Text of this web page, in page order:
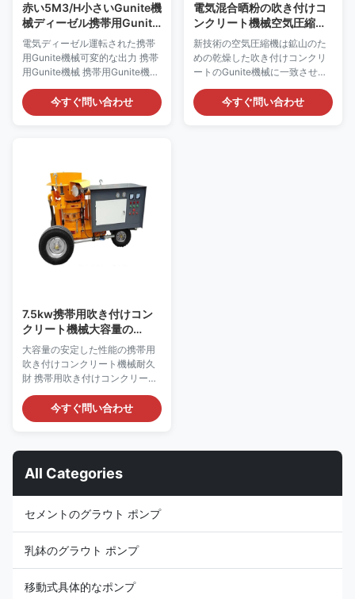
の具体的な機械の変数: モデル
SP90D 効率 3...
赤い5M3/H小さいGunite機
械ディーゼル携帯用Gunite
装置
電気ディーゼル運転された携帯
用Gunite機械可変的な出力 携帯
用Gunite機械 携帯用Gunite機械
の回転子はさみ金修理:1。回転
子からはさみ金を分けるのに敏
感なのみを使用しなさい。特に
2.完全にきれい側面はさみ金お
よび回転子の共同表面。3。表面
ははさみ金に傷が消えるまでひ
かれる。4。ライニングの版が回
転子で取付けられているとき、
コラム ピンはライニングの版の
表面が塗られるべきである。コ
版を傷つけないために払われる
べきで...
今すぐ問い合わせ
電気混合晒粉の吹き付けコ
ンクリート機械空気圧縮機
の小型吹き付けコンクリー
ト機械
新技術の空気圧縮機は鉱山のた
めの乾燥した吹き付けコンクリ
ートのGunite機械に一致させた
乾燥した吹き付けコンクリート
のGunite機械 回る密封の版およ
び乾燥した吹き付けコンクリー
今すぐ問い合わせ
7.5kw携帯用吹き付けコン
クリート機械大容量の
Guniteのスプレーヤー
大容量の安定した性能の携帯用
吹き付けコンクリート機械耐久
財 携帯用吹き付けコンクリート
機械 携帯用吹き付けコンクリー
ト機械の維持:主要な伝達変速機
のため: 1. 各転位の後で、表面に
貨は時間以内にきれいになる。
位を始める前に観察しそれが不
減力剤が働く場合、温度の上昇
は60℃より大きくないし、異常
な振動または騒音がない。さも
なければ、点検および維持は遂
吹き付けコンクリート機械の変
今すぐ問い合わせ
All Categories
セメントのグラウト ポンプ
乳鉢のグラウト ポンプ
移動式具体的なポンプ